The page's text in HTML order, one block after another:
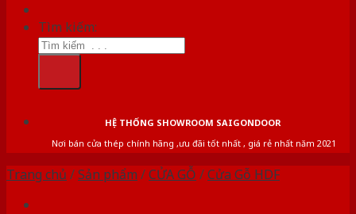
Tìm kiếm:
HỆ THỐNG SHOWROOM SAIGONDOOR
Nơi bán cửa thép chính hãng ,ưu đãi tốt nhất , giá rẻ nhất năm 2021
Trang chủ /Sản phẩm /CỬA GỖ /Cửa Gỗ HDF